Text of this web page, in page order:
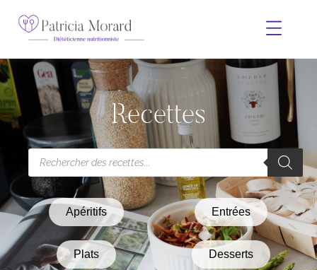
Recettes
Apéritifs Entrées
Plats Desserts